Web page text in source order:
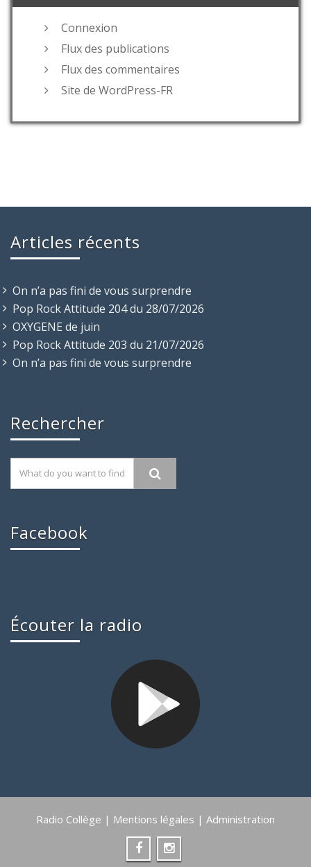
Connexion
Flux des publications
Flux des commentaires
Site de WordPress-FR
Articles récents
On n’a pas fini de vous surprendre
Pop Rock Attitude 204 du 28/07/2026
OXYGENE de juin
Pop Rock Attitude 203 du 21/07/2026
On n’a pas fini de vous surprendre
Rechercher
Facebook
Écouter la radio
Radio Collège | Mentions légales | Administration